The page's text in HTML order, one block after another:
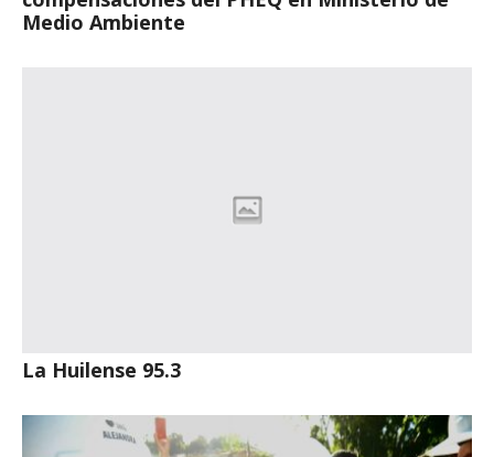
Medio Ambiente
La Huilense 95.3